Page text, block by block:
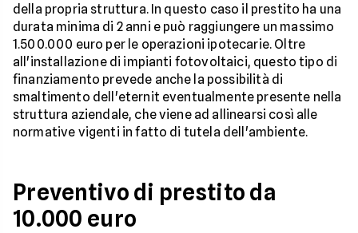
della propria struttura. In questo caso il prestito ha una
durata minima di 2 anni e può raggiungere un massimo
1.500.000 euro per le operazioni ipotecarie. Oltre
all'installazione di impianti fotovoltaici, questo tipo di
finanziamento prevede anche la possibilità di
smaltimento dell'eternit eventualmente presente nella
struttura aziendale, che viene ad allinearsi così alle
normative vigenti in fatto di tutela dell'ambiente.
Preventivo di prestito da
10.000 euro